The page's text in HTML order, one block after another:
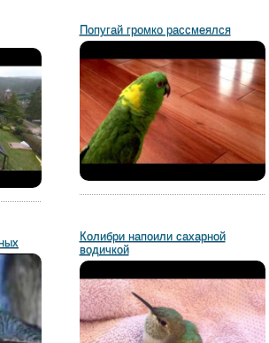
Попугай громко рассмеялся
Колибри напоили сахарной
водичкой